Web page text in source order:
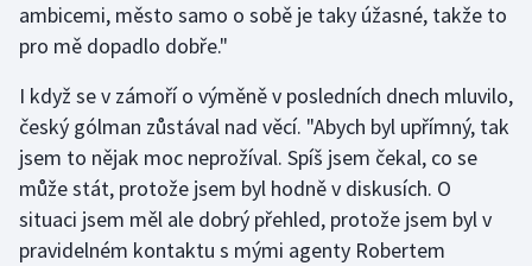
Gymnastika
Jezdectví
Judo
Krasobruslení
ambicemi, město samo o sobě je taky úžasné, takže to
pro mě dopadlo dobře."
I když se v zámoří o výměně v posledních dnech mluvilo,
český gólman zůstával nad věcí. "Abych byl upřímný, tak
jsem to nějak moc neprožíval. Spíš jsem čekal, co se
může stát, protože jsem byl hodně v diskusích. O
situaci jsem měl ale dobrý přehled, protože jsem byl v
pravidelném kontaktu s mými agenty Robertem